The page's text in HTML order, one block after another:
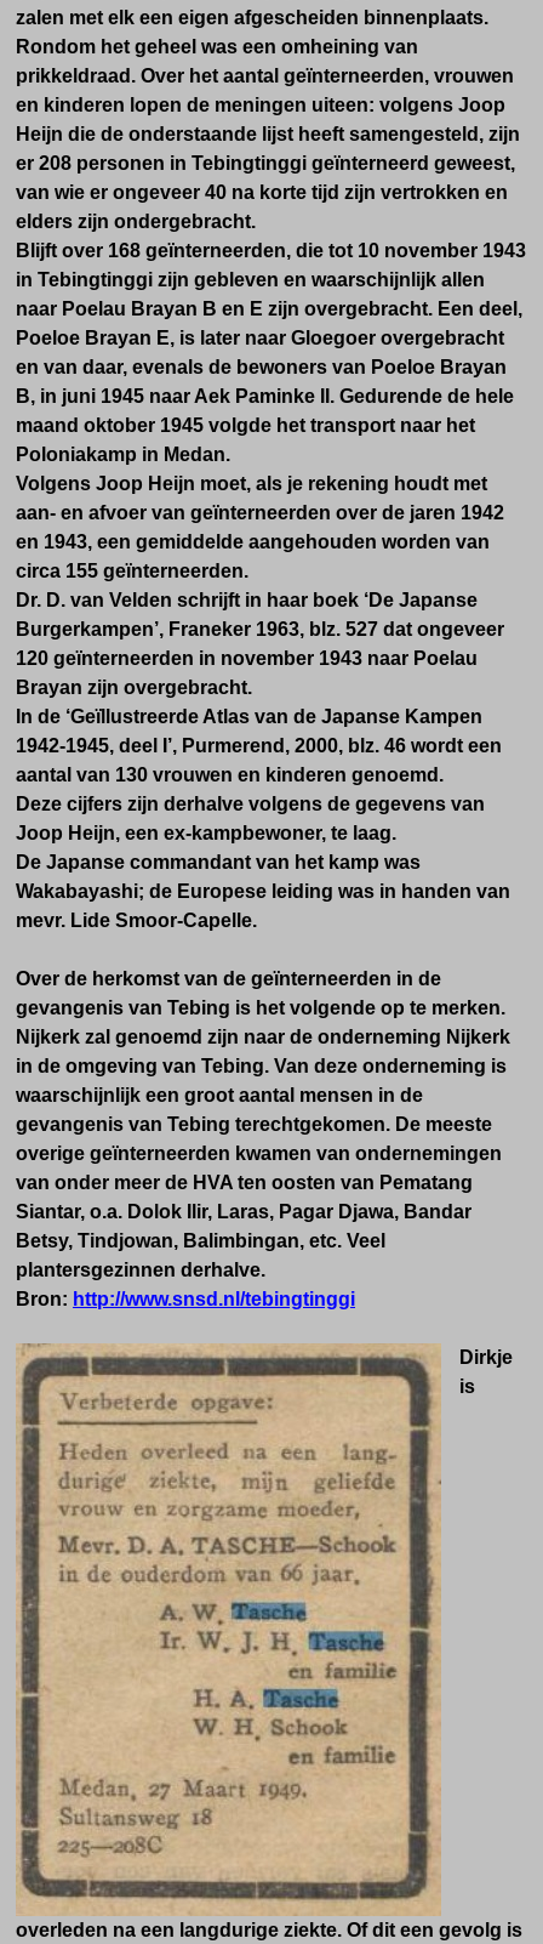
zalen met elk een eigen afgescheiden binnenplaats.
Rondom het geheel was een omheining van
prikkeldraad. Over het aantal geïnterneerden, vrouwen
en kinderen lopen de meningen uiteen: volgens Joop
Heijn die de onderstaande lijst heeft samengesteld, zijn
er 208 personen in Tebingtinggi geïnterneerd geweest,
van wie er ongeveer 40 na korte tijd zijn vertrokken en
elders zijn ondergebracht.
Blijft over 168 geïnterneerden, die tot 10 november 1943
in Tebingtinggi zijn gebleven en waarschijnlijk allen
naar Poelau Brayan B en E zijn overgebracht. Een deel,
Poeloe Brayan E, is later naar Gloegoer overgebracht
en van daar, evenals de bewoners van Poeloe Brayan
B, in juni 1945 naar Aek Paminke II. Gedurende de hele
maand oktober 1945 volgde het transport naar het
Poloniakamp in Medan.
Volgens Joop Heijn moet, als je rekening houdt met
aan- en afvoer van geïnterneerden over de jaren 1942
en 1943, een gemiddelde aangehouden worden van
circa 155 geïnterneerden.
Dr. D. van Velden schrijft in haar boek ‘De Japanse
Burgerkampen’, Franeker 1963, blz. 527 dat ongeveer
120 geïnterneerden in november 1943 naar Poelau
Brayan zijn overgebracht.
In de ‘Geïllustreerde Atlas van de Japanse Kampen
1942-1945, deel I’, Purmerend, 2000, blz. 46 wordt een
aantal van 130 vrouwen en kinderen genoemd.
Deze cijfers zijn derhalve volgens de gegevens van
Joop Heijn, een ex-kampbewoner, te laag.
De Japanse commandant van het kamp was
Wakabayashi; de Europese leiding was in handen van
mevr. Lide Smoor-Capelle.
Over de herkomst van de geïnterneerden in de
gevangenis van Tebing is het volgende op te merken.
Nijkerk zal genoemd zijn naar de onderneming Nijkerk
in de omgeving van Tebing. Van deze onderneming is
waarschijnlijk een groot aantal mensen in de
gevangenis van Tebing terechtgekomen. De meeste
overige geïnterneerden kwamen van ondernemingen
van onder meer de HVA ten oosten van Pematang
Siantar, o.a. Dolok Ilir, Laras, Pagar Djawa, Bandar
Betsy, Tindjowan, Balimbingan, etc. Veel
plantersgezinnen derhalve.
Bron: http://www.snsd.nl/tebingtinggi
Dirkje
is
overleden na een langdurige ziekte. Of dit een gevolg is